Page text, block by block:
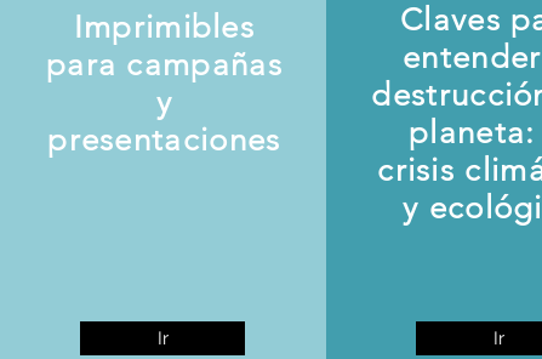
Imprimibles
para campañas
y
presentaciones
Ir
Claves
planeta:
crisis
y
Ir